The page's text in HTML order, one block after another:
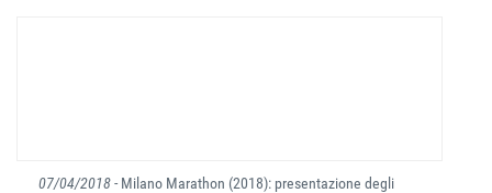
07/04/2018- Milano Marathon (2018): presentazione degli